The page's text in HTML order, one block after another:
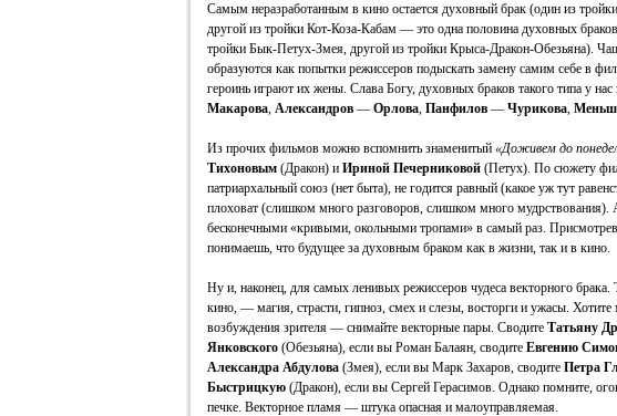
Самым неразработанным в кино остается духовный брак (один из
другой из тройки Кот-Коза-Кабам — это одна половина духовных
тройки Бык-Петух-Змея, другой из тройки Крыса-Дракон-Обезьяна).
образуются как попытки режиссеров подыскать замену самим себе в
героинь играют их жены. Слава Богу, духовных браков такого типа у нас
Макарова, Александров — Орлова, Панфилов — Чурикова,
Из прочих фильмов можно вспомнить знаменитый «Доживем до
Тихоновым (Дракон) и Ириной Печерниковой (Петух). По сюжету
патриархальный союз (нет быта), не годится равный (какое уж тут
плоховат (слишком много разговоров, слишком много мудрствования).
бесконечными «кривыми, окольными тропами» в самый раз.
понимаешь, что будущее за духовным браком как в жизни, так и в кино.
Ну и, наконец, для самых ленивых режиссеров чудеса векторного брака.
кино, — магия, страсти, гипноз, смех и слезы, восторги и ужасы. Хотите
возбуждения зрителя — снимайте векторные пары. Сводите Татьяну
Янковского (Обезьяна), если вы Роман Балаян, сводите Евгению
Александра Абдулова (Змея), если вы Марк Захаров, сводите Петра
Быстрицкую (Дракон), если вы Сергей Герасимов. Однако помните,
печке. Векторное пламя — штука опасная и малоуправляемая.